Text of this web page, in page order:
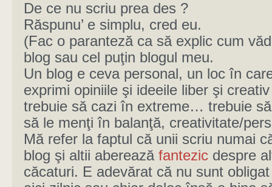
De ce nu scriu prea des ?
Răspunu’ e simplu, cred eu.
(Fac o paranteză ca să explic cum
blog sau cel puţin blogul meu.
Un blog e ceva personal, un loc în
exprimi opiniile şi ideeile liber şi
trebuie să cazi în extreme… trebuie
să le menţi în balanţă, creativitate/
Mă refer la faptul că unii scriu numai
blog şi altii aberează fantezicdespre
căcaturi. E adevărat că nu sunt